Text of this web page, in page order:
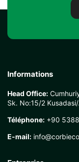
Informations
Head Office:
Sk. No:15/2 Kusadasi/
Téléphone: +90
E-mail: